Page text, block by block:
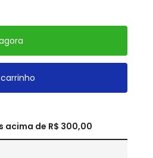
acima de R$ 300,00